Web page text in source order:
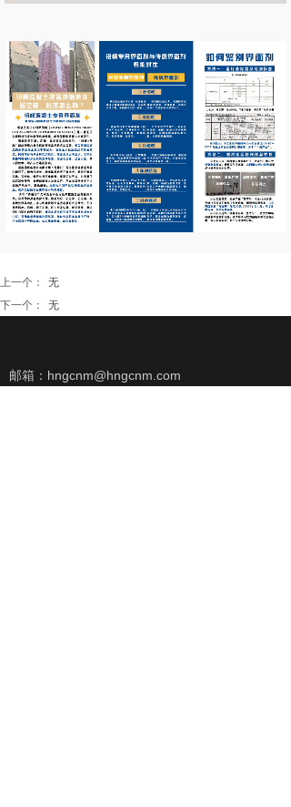
上一个：
无
下一个：
无
邮箱：hngcnm@hngcnm.com